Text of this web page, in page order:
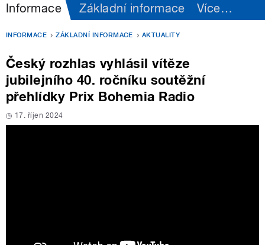
Informace Základní informace Více…
INFORMACE ZÁKLADNÍ INFORMACE AKTUALITY
Český rozhlas vyhlásil vítěze
jubilejního 40. ročníku soutěžní
přehlídky Prix Bohemia Radio
17. říjen 2024